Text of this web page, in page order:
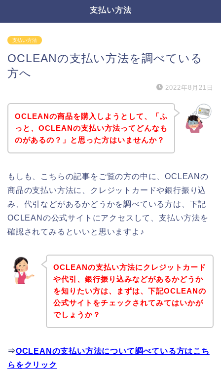
支払い方法
支払い方法
OCLEANの支払い方法を調べている
方へ
2022年8月21日
OCLEANの商品を購入しようとして、「ふ
っと、OCLEANの支払い方法ってどんなも
のがあるの？」と思った方はいませんか？
もしも、こちらの記事をご覧の方の中に、OCLEANの
商品の支払い方法に、クレジットカードや銀行振り込
み、代引などがあるかどうかを調べている方は、下記
OCLEANの公式サイトにアクセスして、支払い方法を
確認されてみるといいと思いますよ♪
OCLEANの支払い方法にクレジットカード
や代引、銀行振り込みなどがあるかどうか
を知りたい方は、まずは、下記OCLEANの
公式サイトをチェックされてみてはいかが
でしょうか？
⇒OCLEANの支払い方法について調べている方はこち
らをクリック